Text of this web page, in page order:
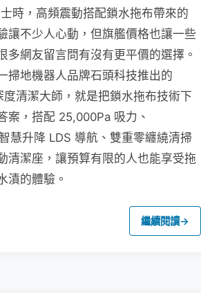
時，高頻震動搭配鎖水拖布帶來的
讓不少人心動，但旗艦價格也讓一些
多網友留言問有沒有更平價的選擇。
掃地機器人品牌石頭科技推出的
清潔大師，就是把鎖水拖布技術下
案，搭配 25,000Pa 吸力、
慧升降 LDS 導航、雙重零纏繞清掃
清潔座，讓預算有限的人也能享受拖
漬的體驗。
繼續閱讀→